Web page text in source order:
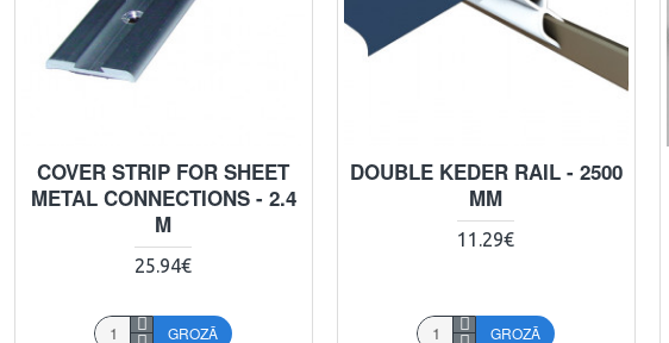
COVER STRIP FOR SHEET
METAL CONNECTIONS - 2.4
M
25.94€
GROZĀ
DOUBLE KEDER RAIL - 2500
MM
11.29€
GROZĀ